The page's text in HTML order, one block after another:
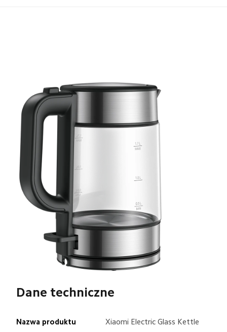
Dane techniczne
Nazwa produktu Xiaomi Electric Glass Kettle